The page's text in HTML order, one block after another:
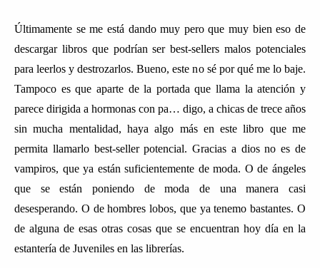
Últimamente se me está dando muy pero que muy bien eso de
descargar libros que podrían ser best-sellers malos potenciales
para leerlos y destrozarlos. Bueno, este no sé por qué me lo baje.
Tampoco es que aparte de la portada que llama la atención y
parece dirigida a hormonas con pa… digo, a chicas de trece años
sin mucha mentalidad, haya algo más en este libro que me
permita llamarlo best-seller potencial. Gracias a dios no es de
vampiros, que ya están suficientemente de moda. O de ángeles
que se están poniendo de moda de una manera casi
desesperando. O de hombres lobos, que ya tenemo bastantes. O
de alguna de esas otras cosas que se encuentran hoy día en la
estantería de Juveniles en las librerías.